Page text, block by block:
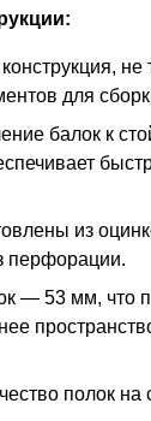
для
балок к
из
перфорации.
— 53 мм, что
полок